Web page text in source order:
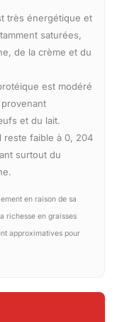
très énergétique et
saturées,
de la crème et du
est modéré
et du lait.
reste faible à 0, 204
surtout du
en raison de sa
richesse en graisses
approximatives pour